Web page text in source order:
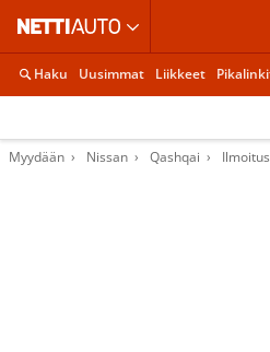
Haku Uusimmat Liikkeet
Myydään Nissan Qashqai Ilmoitus